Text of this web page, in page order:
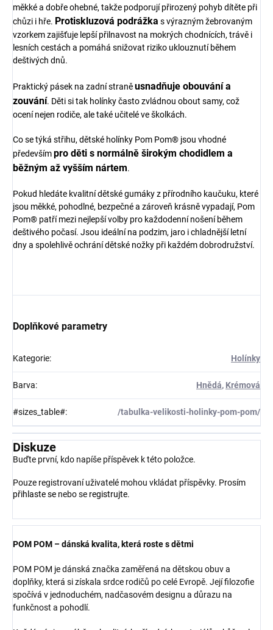
měkké a dobře ohebné, takže podporují přirozený pohyb dítěte při
chůzi i hře. Protiskluzová podrážka s výrazným žebrovaným
vzorkem zajišťuje lepší přilnavost na mokrých chodnících, trávě i
lesních cestách a pomáhá snižovat riziko uklouznutí během
deštivých dnů.
Praktický pásek na zadní straněusnadňuje obouvání a
zouvání. Děti si tak holínky často zvládnou obout samy, což
ocení nejen rodiče, ale také učitelé ve školkách.
Co se týká střihu, dětské holínky Pom Pom® jsou vhodné
předevšímpro děti s normálně širokým chodidlem a
běžným až vyšším nártem.
Pokud hledáte kvalitní dětské gumáky z přírodního kaučuku, které
jsou měkké, pohodlné, bezpečné a zároveň krásně vypadají, Pom
Pom® patří mezi nejlepší volby pro každodenní nošení během
deštivého počasí. Jsou ideální na podzim, jaro i chladnější letní
dny a spolehlivě ochrání dětské nožky při každém dobrodružství.
Doplňkové parametry
Kategorie: Holínky
Barva: Hnědá, Krémová
#sizes_table#: /tabulka-velikosti-holinky-pom-pom/
Diskuze
Buďte první, kdo napíše příspěvek k této položce.
Pouze registrovaní uživatelé mohou vkládat příspěvky. Prosím
přihlaste se nebo se registrujte.
POM POM – dánská kvalita, která roste s dětmi
POM POM je dánská značka zaměřená na dětskou obuv a
doplňky, která si získala srdce rodičů po celé Evropě. Její filozofie
spočívá v jednoduchém, nadčasovém designu a důrazu na
funkčnost a pohodlí.